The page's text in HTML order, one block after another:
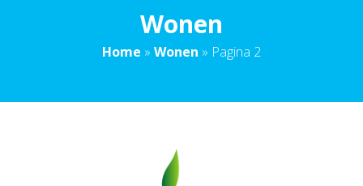
Wonen
Home » Wonen » Pagina 2